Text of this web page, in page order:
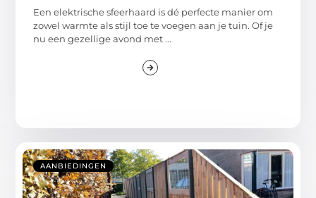
Een elektrische sfeerhaard is dé perfecte manier om
zowel warmte als stijl toe te voegen aan je tuin. Of je
nu een gezellige avond met ...
AANBIEDINGEN